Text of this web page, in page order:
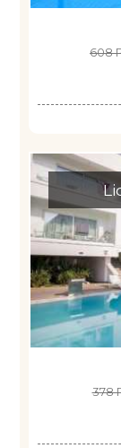
608
378